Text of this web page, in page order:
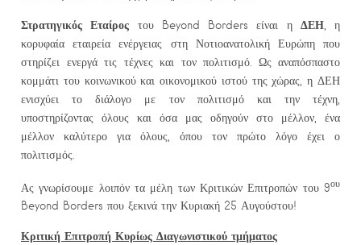
Στρατηγικός Εταίρος του Beyond Borders είναι η ΔΕΗ, η
κορυφαία εταιρεία ενέργειας στη Νοτιοανατολική Ευρώπη που
στηρίζει ενεργά τις τέχνες και τον πολιτισμό. Ως αναπόσπαστο
κομμάτι του κοινωνικού και οικονομικού ιστού της χώρας, η ΔΕΗ
ενισχύει το διάλογο με τον πολιτισμό και την τέχνη,
υποστηρίζοντας όλους και όσα μας οδηγούν στο μέλλον, ένα
μέλλον καλύτερο για όλους, όπου τον πρώτο λόγο έχει ο
πολιτισμός.
Ας γνωρίσουμε λοιπόν τα μέλη των Κριτικών Επιτροπών του 9ου
Beyond Borders που ξεκινά την Κυριακή 25 Αυγούστου!
Κριτική Επιτροπή Κυρίως Διαγωνιστικού τμήματος